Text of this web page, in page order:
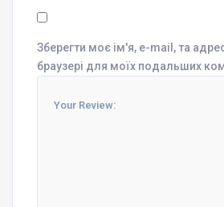
Зберегти моє ім'я, e-mail, та
браузері для моїх подальших